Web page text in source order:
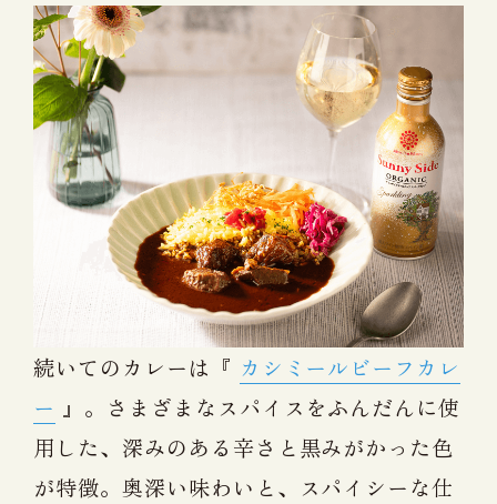
続いてのカレーは『 カシミールビーフカレ
ー 』。さまざまなスパイスをふんだんに使
用した、深みのある辛さと黒みがかった色
が特徴。奥深い味わいと、スパイシーな仕